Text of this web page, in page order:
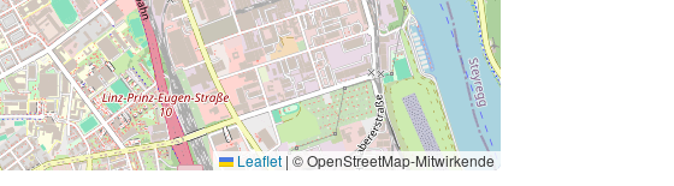
Leaflet | © OpenStreetMap-Mitwirkende